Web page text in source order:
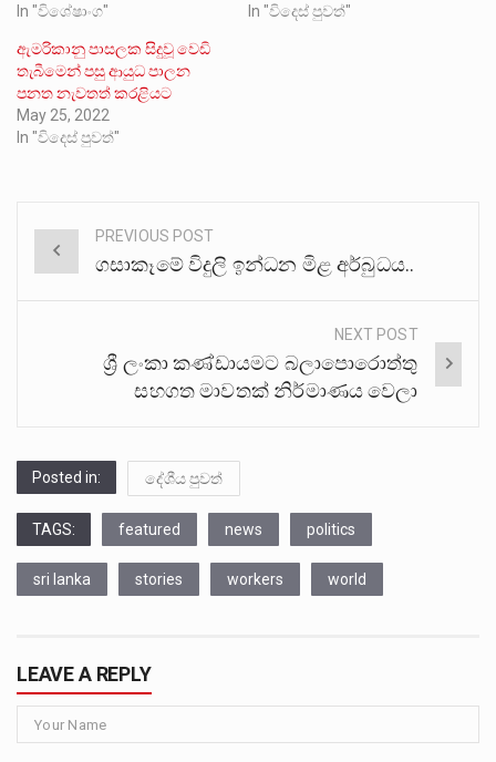
In "විශේෂාංග"
In "විදෙස් පුවත්"
ඇමරිකානු පාසලක සිදුවූ වෙඩි
තැබීමෙන් පසු ආයුධ පාලන
පනත නැවතත් කරළියට
May 25, 2022
In "විදෙස් පුවත්"
Post
PREVIOUS POST
ගසාකෑමේ විදුලි ඉන්ධන මිළ අර්බුධය..
NEXT POST
ශ්‍රී ලංකා කණ්ඩායමට බලාපොරොත්තු
සහගත මාවතක් නිර්මාණය වෙලා
Posted in: දේශීය පුවත්
TAGS: featured news politics
sri lanka stories workers world
LEAVE A REPLY